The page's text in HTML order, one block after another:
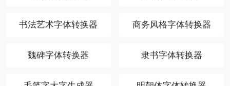
书法艺术字体转换器 商务风格字体转换器
魏碑字体转换器 隶书字体转换器